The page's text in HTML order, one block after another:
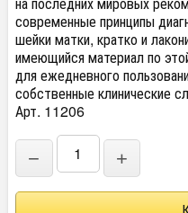
современные принципы
шейки матки, кратко и
имеющийся материал по
для ежедневного
собственные клинические
Арт. 11206
− +